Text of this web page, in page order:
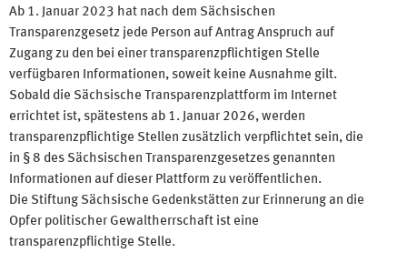
Ab 1. Januar 2023 hat nach dem Sächsischen
Transparenzgesetz jede Person auf Antrag Anspruch auf
Zugang zu den bei einer transparenzpflichtigen Stelle
verfügbaren Informationen, soweit keine Ausnahme gilt.
Sobald die Sächsische Transparenzplattform im Internet
errichtet ist, spätestens ab 1. Januar 2026, werden
transparenzpflichtige Stellen zusätzlich verpflichtet sein, die
in § 8 des Sächsischen Transparenzgesetzes genannten
Informationen auf dieser Plattform zu veröffentlichen.
Die Stiftung Sächsische Gedenkstätten zur Erinnerung an die
Opfer politischer Gewaltherrschaft ist eine
transparenzpflichtige Stelle.